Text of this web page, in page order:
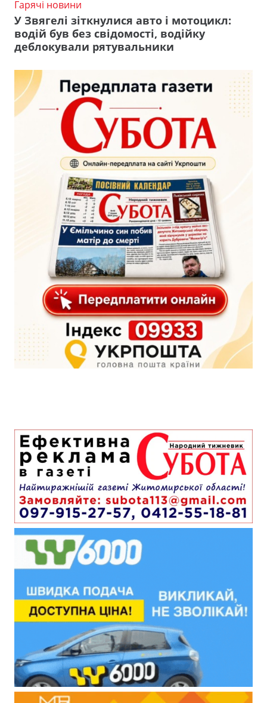
Гарячі новини
У Звягелі зіткнулися авто і мотоцикл:
водій був без свідомості, водійку
деблокували рятувальники